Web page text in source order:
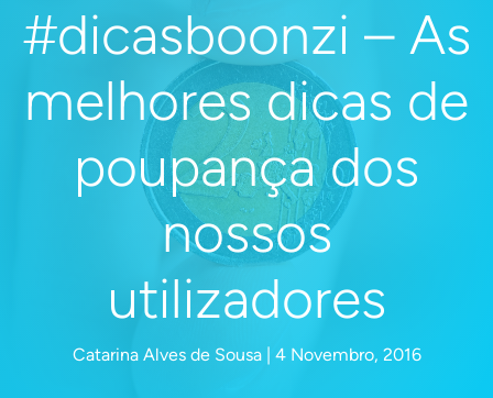
#dicasboonzi – As
melhores dicas de
poupança dos
nossos
utilizadores
Catarina Alves de Sousa | 4 Novembro, 2016